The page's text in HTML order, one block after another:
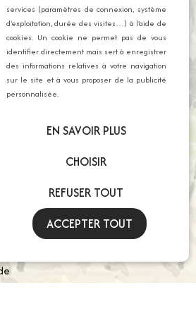
notre catalogue
client
services (paramètres de connexion, système
d’exploitation, durée des visites…) à l’aide de
cookies. Un cookie ne permet pas de vous
identifier directement mais sert à enregistrer
des informations relatives à votre navigation
sur le site et à vous proposer de la publicité
personnalisée.
EN SAVOIR PLUS
CHOISIR
REFUSER TOUT
ACCEPTER TOUT